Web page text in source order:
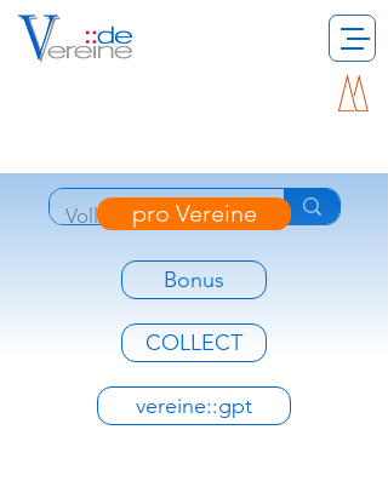
pro Vereine
Bonus
COLLECT
vereine::gpt